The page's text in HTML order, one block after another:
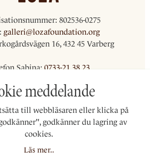
802536-0275
galleri@lozafoundation.org
16, 432 45 Varberg
Sabina: 0733-21 38 23
Bankgiro:5701-6909
meddelande
till webbläsaren eller klicka på
godkänner du lagring av
cookies.
Läs mer..